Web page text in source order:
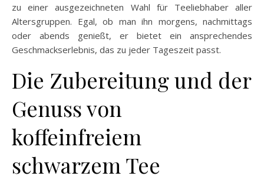
zu einer ausgezeichneten Wahl für Teeliebhaber aller
Altersgruppen. Egal, ob man ihn morgens, nachmittags
oder abends genießt, er bietet ein ansprechendes
Geschmackserlebnis, das zu jeder Tageszeit passt.
Die Zubereitung und der
Genuss von
koffeinfreiem
schwarzem Tee